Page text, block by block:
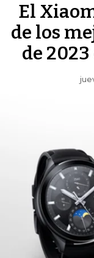
El
de los
de 2023